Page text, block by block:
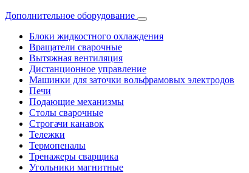
Дополнительное оборудование
Блоки жидкостного охлаждения
Вращатели сварочные
Вытяжная вентиляция
Дистанционное управление
Машинки для заточки вольфрамовых электродов
Печи
Подающие механизмы
Столы сварочные
Строгачи канавок
Тележки
Термопеналы
Тренажеры сварщика
Угольники магнитные